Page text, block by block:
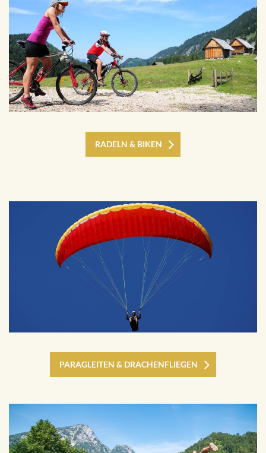
RADELN & BIKEN
PARAGLEITEN & DRACHENFLIEGEN